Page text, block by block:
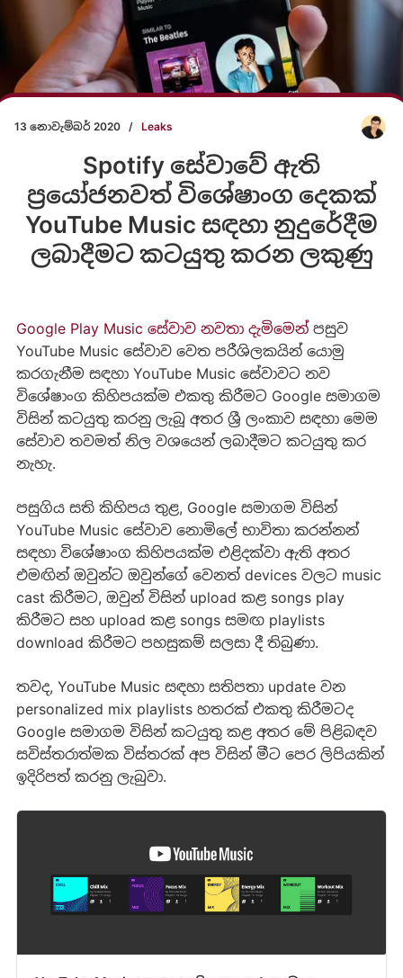
13 නොවැම්බර් 2020 / Leaks
Spotify සේවාවේ ඇති
ප්‍රයෝජනවත් විශේෂාංග දෙකක්
YouTube Music සඳහා නුදුරේදීම
ලබාදීමට කටයුතු කරන ලකුණු
Google Play Music සේවාව නවතා දැමිමෙන්පසුව
YouTube Music සේවාව වෙත පරීශිලකයින් යොමු
කරගැනීම සඳහා YouTube Music සේවාවට නව
විශේෂාංග කිහිපයක්ම එකතු කිරීමට Google සමාගම
විසින් කටයුතු කරනු ලැබූ අතර ශ්‍රී ලංකාව සඳහා මෙම
සේවාව තවමත් නිල වශයෙන් ලබාදීමට කටයුතු කර
නැහැ.
පසුගිය සති කිහිපය තුළ, Google සමාගම විසින්
YouTube Music සේවාව නොමිලේ භාවිතා කරන්නන්
සඳහා විශේෂාංග කිහිපයක්ම එළිදක්වා ඇති අතර
එමඟින් ඔවුන්ට ඔවුන්ගේ වෙනත් devices වලට music
cast කිරීමට, ඔවුන් විසින් upload කළ songs play
කිරීමට සහ upload කළ songs සමඟ playlists
download කිරීමට පහසුකම් සලසා දී තිබුණා.
තවද, YouTube Music සඳහා සතිපතා update වන
personalized mix playlists හතරක් එකතු කිරීමටද
Google සමාගම විසින් කටයුතු කළ අතර මේ පිළිබඳව
සවිස්තරාත්මක විස්තරක් ‍අප විසින් මීට පෙර ලිපියකින්
ඉදිරිපත් කරනු ලැබුවා.